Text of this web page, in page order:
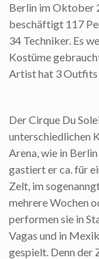
Berlin im Oktober
beschäftigt 117
34 Techniker. Es
Kostüme
Artist hat 3 Outfits
Der Cirque Du
unterschiedlichen
Arena, wie in
gastiert er ca. für
Zelt, im
mehrere Wochen
performen sie in
Vagas und in
gespielt. Denn der